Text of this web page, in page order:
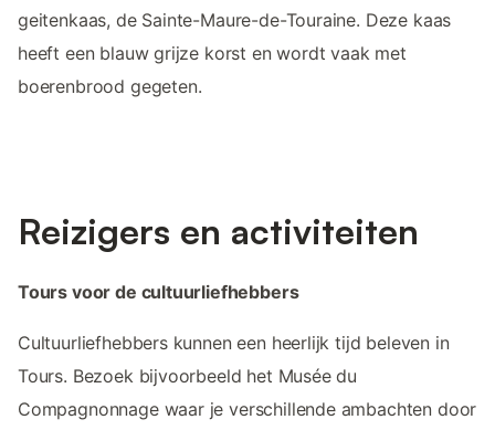
geitenkaas, de Sainte-Maure-de-Touraine. Deze kaas
heeft een blauw grijze korst en wordt vaak met
boerenbrood gegeten.
Reizigers en activiteiten
Tours voor de cultuurliefhebbers
Cultuurliefhebbers kunnen een heerlijk tijd beleven in
Tours. Bezoek bijvoorbeeld het Musée du
Compagnonnage waar je verschillende ambachten door